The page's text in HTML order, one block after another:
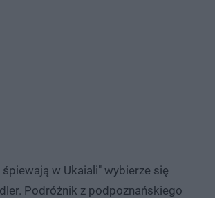
śpiewają w Ukaiali" wybierze się
Podróżnik z podpoznańskiego